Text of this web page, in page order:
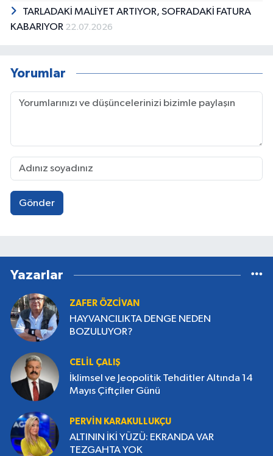
TARLADAKİ MALİYET ARTIYOR, SOFRADAKİ FATURA
KABARIYOR 22.07.2026
Yorumlar
Gönder
Yazarlar
ZAFER ÖZCİVAN
HAYVANCILIKTA DENGE NEDEN
BOZULUYOR?
CELIL ÇALIŞ
İklimsel ve Jeopolitik Tehditler Altında 14
Mayıs Çiftçiler Günü
PERVIN KARAKULLUKÇU
ALTININ İKİ YÜZÜ: EKRANDA VAR
TEZGAHTA YOK